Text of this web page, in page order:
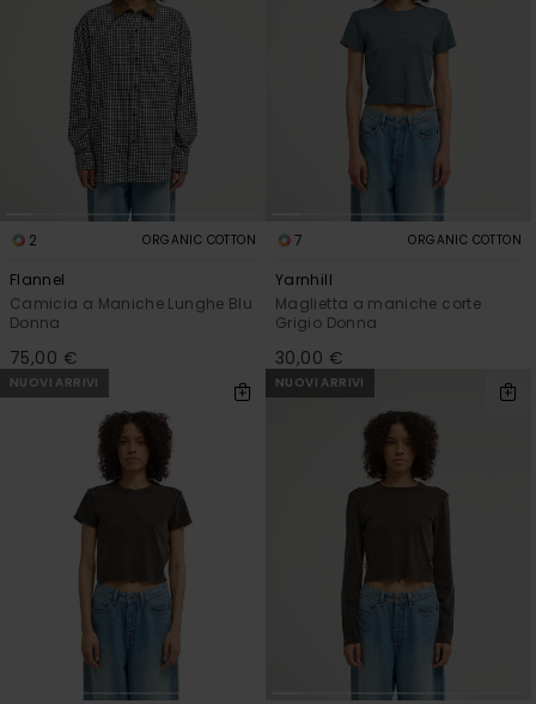
2 ORGANIC COTTON
Flannel
Camicia a Maniche Lunghe Blu
Donna
75,00 €
7 ORGANIC COTTON
Yarnhill
Maglietta a maniche corte
Grigio Donna
30,00 €
NUOVI ARRIVI NUOVI ARRIVI